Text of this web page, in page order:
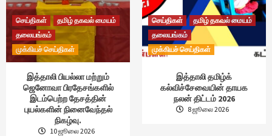
செய்திகள்
தமிழ் தகவல் மையம்
தலையங்கம்
முக்கியச் செய்திகள்
இத்தாலி பியல்லா மற்றும்
ஜெனோவா பிரதேசங்களில்
இடம்பெற்ற தேசத்தின்
புயல்களின் நினைவேந்தல்
நிகழ்வு.
10 ஜூலை 2026
செய்திகள்
தமிழ் தகவல் மையம்
தலையங்கம்
முக்கியச் செய்திகள்
இத்தாலி தமிழ்க்
கல்விச்சேவையின் தாயக
நலன் திட்டம் 2026
8 ஜூலை 2026